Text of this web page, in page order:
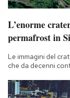
L’enorme
permafrost in
Le immagini del
che da decenni